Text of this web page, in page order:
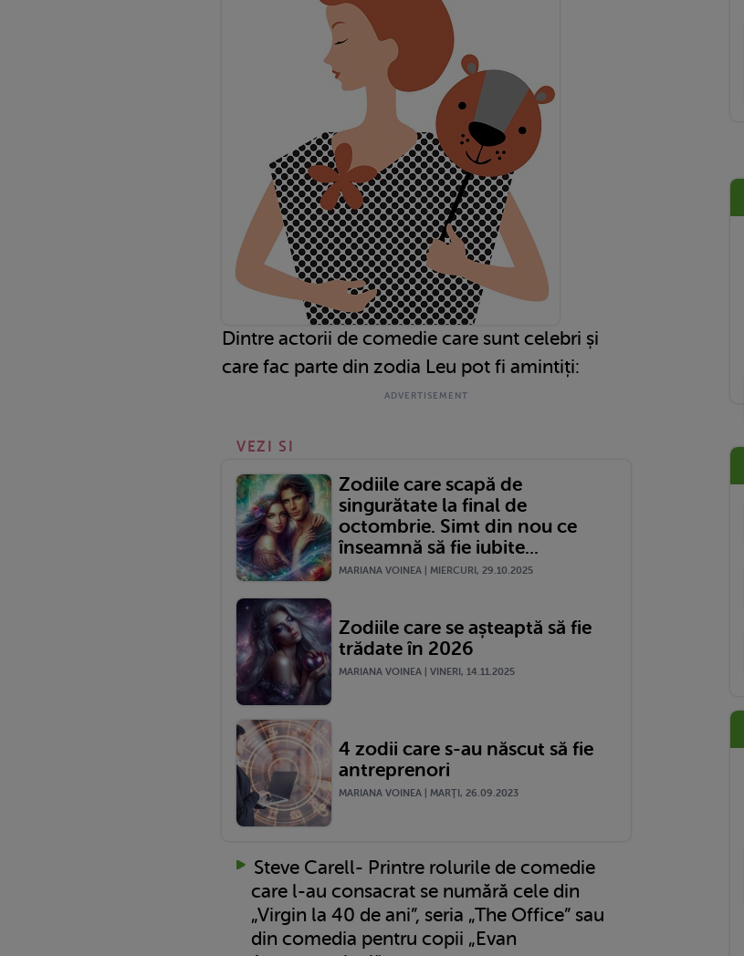
Dintre actorii de comedie care sunt celebri și
care fac parte din zodia Leu pot fi amintiți:
VEZI SI
Zodiile care scapă de
singurătate la final de
octombrie. Simt din nou ce
înseamnă să fie iubite...
MARIANA VOINEA | MIERCURI, 29.10.2025
Zodiile care se așteaptă să fie
trădate în 2026
MARIANA VOINEA | VINERI, 14.11.2025
4 zodii care s-au născut să fie
antreprenori
MARIANA VOINEA | MARŢI, 26.09.2023
Steve Carell- Printre rolurile de comedie
care l-au consacrat se numără cele din
„Virgin la 40 de ani”, seria „The Office” sau
din comedia pentru copii „Evan